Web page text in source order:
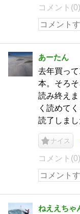
コメント(0)
あーたん
去年買っ
本。そろ
読み終え
く読めて
読了しまし
ナイス
コメント(0)
ねええちゃ